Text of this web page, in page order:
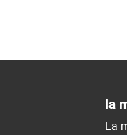
la
La